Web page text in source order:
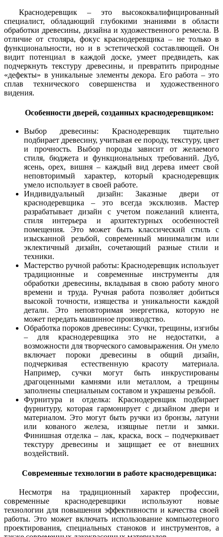
Краснодеревщик – это высококвалифицированный
специалист, обладающий глубокими знаниями в области
обработки древесины, дизайна и художественного ремесла. В
отличие от столяра, фокус краснодеревщика – не только в
функциональности, но и в эстетической составляющей. Он
видит потенциал в каждой доске, умеет предвидеть, как
подчеркнуть текстуру древесины, и превратить природные
«дефекты» в уникальные элементы декора. Его работа – это
сплав технического совершенства и художественного
видения.
Особенности дверей, созданных краснодеревщиком:
Выбор древесины: Краснодеревщик тщательно
подбирает древесину, учитывая ее породу, текстуру, цвет
и прочность. Выбор породы зависит от желаемого
стиля, бюджета и функциональных требований. Дуб,
ясень, орех, вишня – каждый вид дерева имеет свой
неповторимый характер, который краснодеревщик
умело использует в своей работе.
Индивидуальный дизайн: Заказные двери от
краснодеревщика – это всегда эксклюзив. Мастер
разрабатывает дизайн с учетом пожеланий клиента,
стиля интерьера и архитектурных особенностей
помещения. Это может быть классический стиль с
изысканной резьбой, современный минимализм или
эклектичный дизайн, сочетающий разные стили и
техники.
Мастерство ручной работы: Краснодеревщик использует
традиционные и современные инструменты для
обработки древесины, вкладывая в свою работу много
времени и труда. Ручная работа позволяет добиться
высокой точности, изящества и уникальности каждой
детали. Это неповторимая энергетика, которую не
может передать машинное производство.
Обработка пороков древесины: Сучки, трещины, изгибы
– для краснодеревщика это не недостатки, а
возможности для творческого самовыражения. Он умело
включает пороки древесины в общий дизайн,
подчеркивая естественную красоту материала.
Например, сучки могут быть инкрустированы
драгоценными камнями или металлом, а трещины
заполнены специальным составом и украшены резьбой.
Фурнитура и отделка: Краснодеревщик подбирает
фурнитуру, которая гармонирует с дизайном двери и
материалом. Это могут быть ручки из бронзы, латуни
или кованого железа, изящные петли и замки.
Финишная отделка – лак, краска, воск – подчеркивает
текстуру древесины и защищает ее от внешних
воздействий.
Современные технологии в работе краснодеревщика:
Несмотря на традиционный характер профессии,
современные краснодеревщики используют новые
технологии для повышения эффективности и качества своей
работы. Это может включать использование компьютерного
проектирования, специальных станоков и инструментов, а